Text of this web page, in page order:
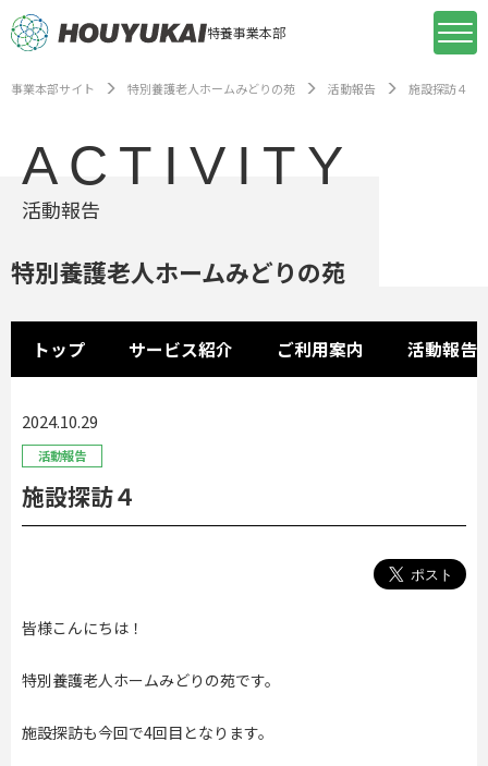
特養事業本部
事業本部サイト 特別養護老人ホームみどりの苑 活動報告 施設探訪４
ACTIVITY
活動報告
特別養護老人ホームみどりの苑
トップ サービス紹介 ご利用案内 活動報告
2024.10.29
活動報告
施設探訪４
皆様こんにちは！
特別養護老人ホームみどりの苑です。
施設探訪も今回で4回目となります。